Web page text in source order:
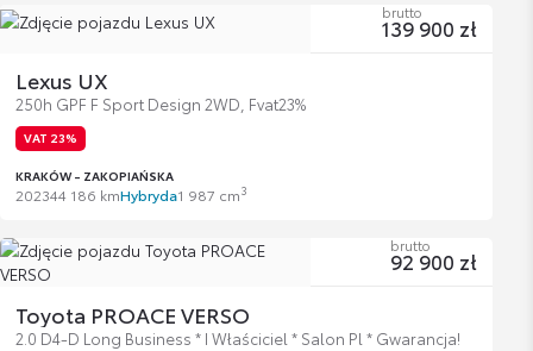
Lexus UX
250h GPF F Sport Design 2WD, Fvat23%
VAT 23%
KRAKÓW - ZAKOPIAŃSKA
202344 186 kmHybryda1 987 cm3
brutto
139 900 zł
Toyota PROACE VERSO
2.0 D4-D Long Business * I Właściciel * Salon Pl * Gwarancja!
brutto
92 900 zł